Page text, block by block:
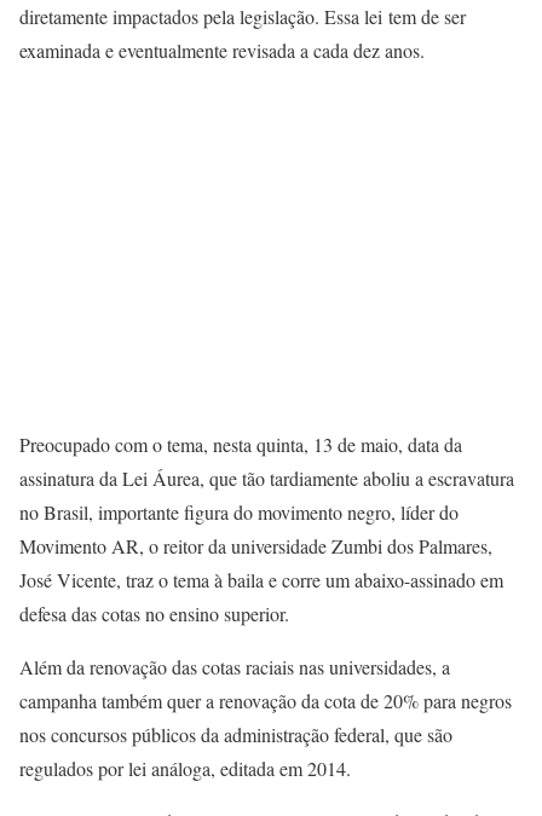
diretamente impactados pela legislação. Essa lei tem de ser
examinada e eventualmente revisada a cada dez anos.
Preocupado com o tema, nesta quinta, 13 de maio, data da
assinatura da Lei Áurea, que tão tardiamente aboliu a escravatura
no Brasil, importante figura do movimento negro, líder do
Movimento AR, o reitor da universidade Zumbi dos Palmares,
José Vicente, traz o tema à baila e corre um abaixo-assinado em
defesa das cotas no ensino superior.
Além da renovação das cotas raciais nas universidades, a
campanha também quer a renovação da cota de 20% para negros
nos concursos públicos da administração federal, que são
regulados por lei análoga, editada em 2014.